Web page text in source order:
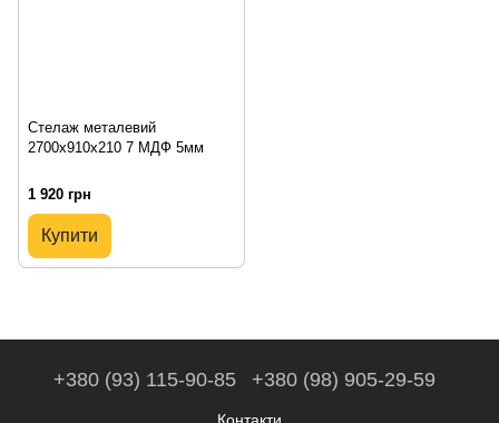
Стелаж металевий
2700х910х210 7 МДФ 5мм
1 920 грн
Купити
+380 (93) 115-90-85 +380 (98) 905-29-59